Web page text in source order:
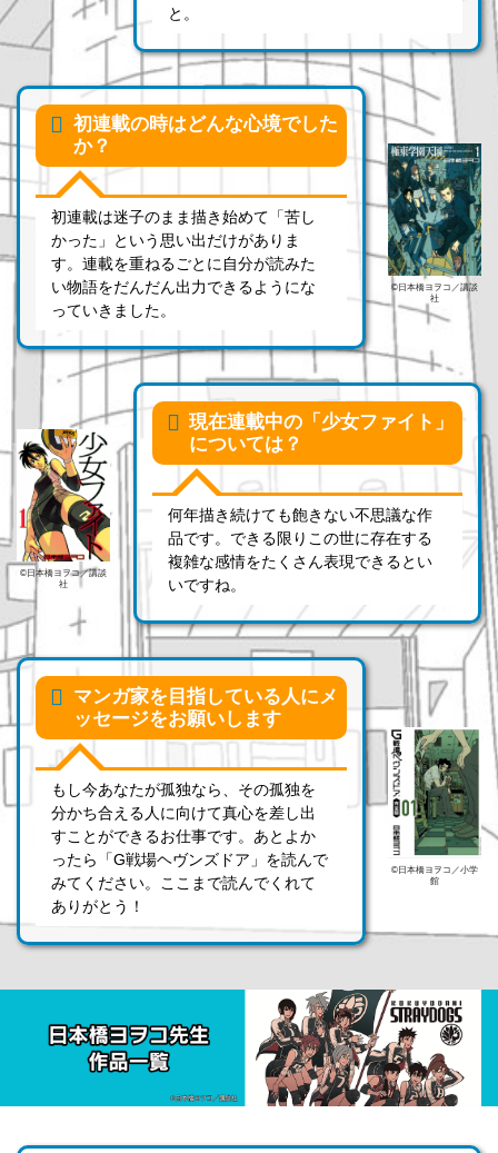
と。
©日本橋ヨヲコ／講談
社
初連載の時はどんな心境でした
か？
初連載は迷子のまま描き始めて「苦し
かった」という思い出だけがありま
す。連載を重ねるごとに自分が読みた
い物語をだんだん出力できるようにな
っていきました。
©日本橋ヨヲコ／講談
社
現在連載中の「少女ファイト」
については？
何年描き続けても飽きない不思議な作
品です。できる限りこの世に存在する
複雑な感情をたくさん表現できるとい
いですね。
©日本橋ヨヲコ／小学
館
マンガ家を目指している人にメ
ッセージをお願いします
もし今あなたが孤独なら、その孤独を
分かち合える人に向けて真心を差し出
すことができるお仕事です。あとよか
ったら「G戦場ヘヴンズドア」を読んで
みてください。ここまで読んでくれて
ありがとう！